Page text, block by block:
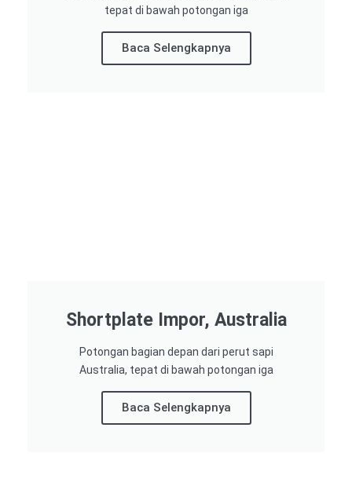
tepat di bawah potongan iga
Baca Selengkapnya
Shortplate Impor, Australia
Potongan bagian depan dari perut sapi
Australia, tepat di bawah potongan iga
Baca Selengkapnya